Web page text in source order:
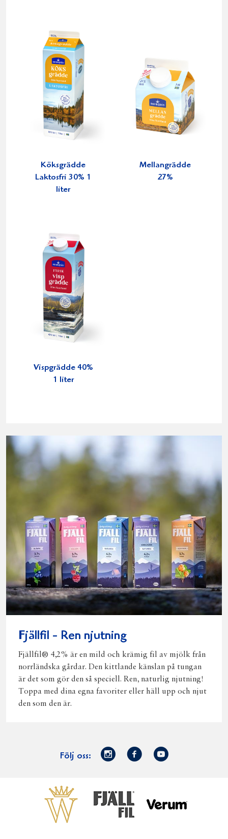
Köksgrädde
Laktosfri 30% 1
liter
Mellangrädde
27%
Vispgrädde 40%
1 liter
Fjällfil - Ren njutning
Fjällfil® 4,2% är en mild och krämig fil av mjölk från
norrländska gårdar. Den kittlande känslan på tungan
är det som gör den så speciell. Ren, naturlig njutning!
Toppa med dina egna favoriter eller häll upp och njut
den som den är.
Följ oss:
Norrmejerier
Facebook
Youtube
Gör gott för
Norrländska
VästerbottensostFjällfil